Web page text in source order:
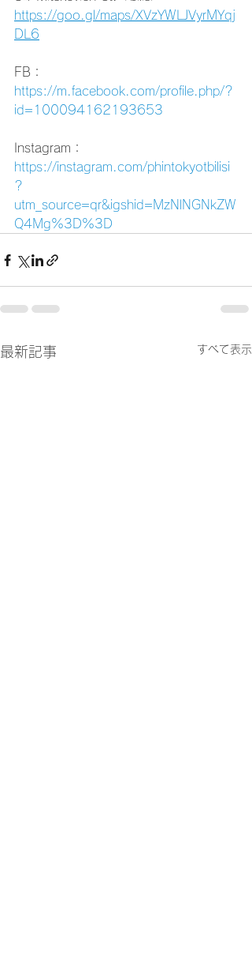
https://goo.gl/maps/XVzYWLJVyrMYqj
DL6
FB：
https://m.facebook.com/profile.php/?
id=100094162193653
Instagram：
https://instagram.com/phintokyotbilisi
?
utm_source=qr&igshid=MzNlNGNkZW
Q4Mg%3D%3D
最新記事 すべて表示